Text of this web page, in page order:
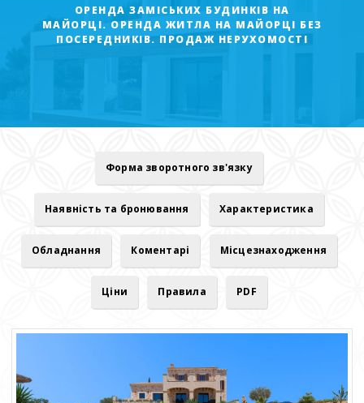
ОРЕНДА ЗАМІСЬКИХ БУДИНКІВ НА
МАЙОРЦІ. ОРЕНДА ЖИТЛА НА МАЙОРЦІ БЕЗ
ПОСЕРЕДНИКІВ. ПРОДАЖ НЕРУХОМОСТІ
Форма зворотного зв'язку
Наявність та бронювання Характеристика
Обладнання Коментарі Місцезнаходження
Ціни Правила PDF